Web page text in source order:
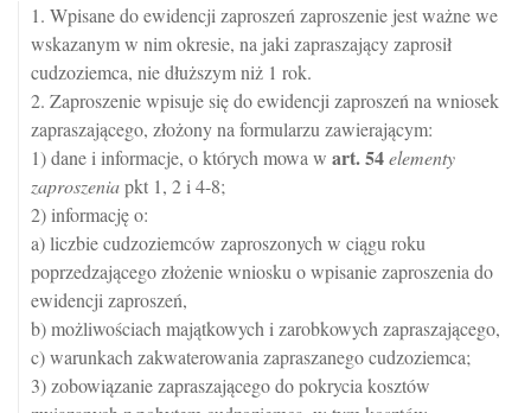
1. Wpisane do ewidencji zaproszeń zaproszenie jest ważne we
wskazanym w nim okresie, na jaki zapraszający zaprosił
cudzoziemca, nie dłuższym niż 1 rok.
2. Zaproszenie wpisuje się do ewidencji zaproszeń na wniosek
zapraszającego, złożony na formularzu zawierającym:
1) dane i informacje, o których mowa w art.54elementy
zaproszeniapkt 1, 2 i 4-8;
2) informację o:
a) liczbie cudzoziemców zaproszonych w ciągu roku
poprzedzającego złożenie wniosku o wpisanie zaproszenia do
ewidencji zaproszeń,
b) możliwościach majątkowych i zarobkowych zapraszającego,
c) warunkach zakwaterowania zapraszanego cudzoziemca;
3) zobowiązanie zapraszającego do pokrycia kosztów